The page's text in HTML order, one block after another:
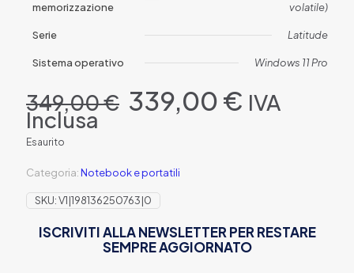
memorizzazione
volatile)
Serie Latitude
Sistema operativo Windows 11 Pro
349,00€ Il
prezzo
349,00 €.
339,00€ Il
prezzo
IVA
Inclusa
Esaurito
Categoria:Notebook e portatili
SKU:V1|198136250763|0
ISCRIVITI ALLA NEWSLETTER PER RESTARE
SEMPRE AGGIORNATO